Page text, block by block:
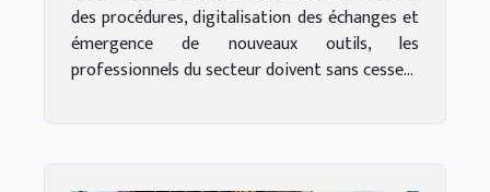
des procédures, digitalisation des échanges et
émergence de nouveaux outils, les
professionnels du secteur doivent sans cesse...